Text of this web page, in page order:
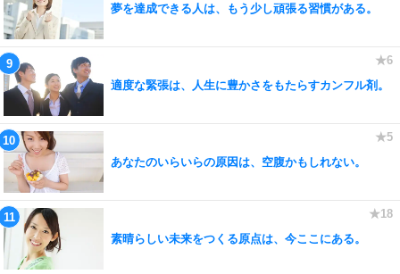
夢を達成できる人は、もう少し頑張る習慣がある。
適度な緊張は、人生に豊かさをもたらすカンフル剤。
あなたのいらいらの原因は、空腹かもしれない。
素晴らしい未来をつくる原点は、今ここにある。